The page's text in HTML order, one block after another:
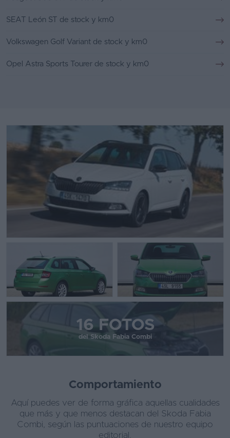
SEAT León ST de stock y km0
Volkswagen Golf Variant de stock y km0
Opel Astra Sports Tourer de stock y km0
16 FOTOS
del Skoda Fabia Combi
Comportamiento
Aquí puedes ver de forma gráfica aquellas cualidades
que más y que menos destacan del Skoda Fabia
Combi, según las puntuaciones de nuestro equipo
editorial.